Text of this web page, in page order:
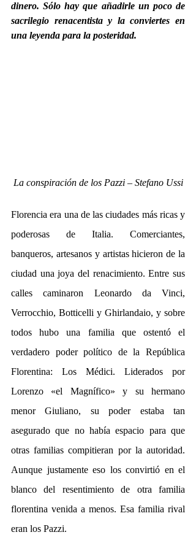
dinero. Sólo hay que añadirle un poco de
sacrilegio renacentista y la conviertes en
una leyenda para la posteridad.
La conspiración de los Pazzi – Stefano Ussi
Florencia era una de las ciudades más ricas y
poderosas de Italia. Comerciantes,
banqueros, artesanos y artistas hicieron de la
ciudad una joya del renacimiento. Entre sus
calles caminaron Leonardo da Vinci,
Verrocchio, Botticelli y Ghirlandaio, y sobre
todos hubo una familia que ostentó el
verdadero poder político de la República
Florentina: Los Médici. Liderados por
Lorenzo «el Magnífico» y su hermano
menor Giuliano, su poder estaba tan
asegurado que no había espacio para que
otras familias compitieran por la autoridad.
Aunque justamente eso los convirtió en el
blanco del resentimiento de otra familia
florentina venida a menos. Esa familia rival
eran los Pazzi.